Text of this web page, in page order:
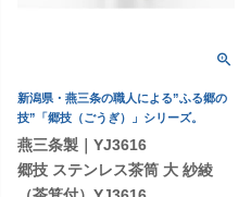
新潟県・燕三条の職人による”ふる郷の
技”「郷技（ごうぎ）」シリーズ。
燕三条製｜YJ3616
郷技 ステンレス茶筒 大 紗綾